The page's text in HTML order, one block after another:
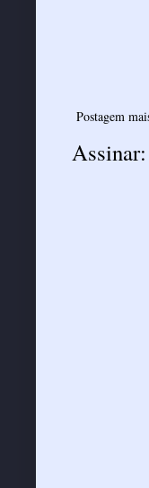
Postagem
Assinar: